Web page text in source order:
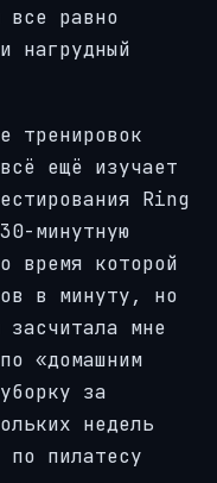
все равно
нагрудный
тренировок
ещё изучает
Ring
минутную
время которой
в минуту, но
мне
«домашним
за
недель
по пилатесу